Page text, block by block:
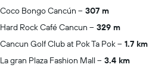
Coco Bongo Cancún
307 m
Hard Rock Café Cancun
329 m
Cancun Golf Club at Pok Ta Pok
1.7 km
La gran Plaza Fashion Mall
3.4 km